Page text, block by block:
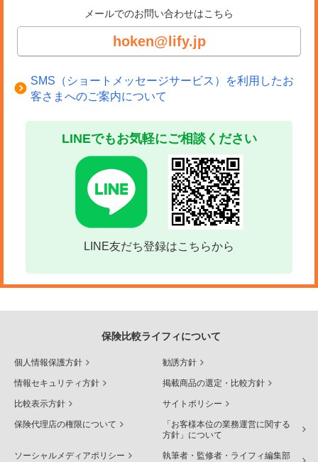
メールでのお問い合わせはこちら
hoken@lify.jp
SMS（ショートメッセージサービス）を利用したお
客さまへのご案内について
LINEでもお気軽にご相談ください
LINE友だち登録はこちらから
保険比較ライフィについて
個人情報保護方針 勧誘方針
情報セキュリティ方針 掲載商品の選定・比較方針
比較表示方針 サイトポリシー
保険代理店の権限について
「お客様本位の業務運営に関する
方針」について
ソーシャルメディアポリシー
執筆者・監修者・ライフィ編集部